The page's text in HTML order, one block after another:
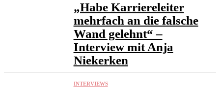
„Habe Karriereleiter
mehrfach an die falsche
Wand gelehnt“ –
Interview mit Anja
Niekerken
INTERVIEWS